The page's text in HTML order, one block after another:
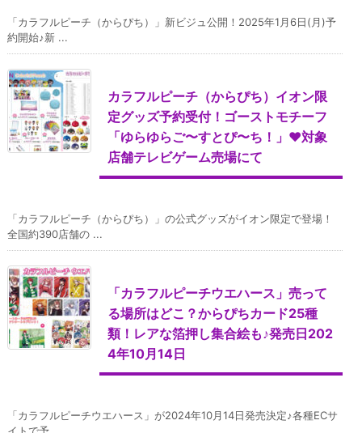
「カラフルピーチ（からぴち）」新ビジュ公開！2025年1月6日(月)予
約開始♪新 ...
カラフルピーチ（からぴち）イオン限
定グッズ予約受付！ゴーストモチーフ
「ゆらゆらご〜すとぴ〜ち！」♥対象
店舗テレビゲーム売場にて
「カラフルピーチ（からぴち）」の公式グッズがイオン限定で登場！
全国約390店舗の ...
「カラフルピーチウエハース」売って
る場所はどこ？からぴちカード25種
類！レアな箔押し集合絵も♪発売日202
4年10月14日
「カラフルピーチウエハース」が2024年10月14日発売決定♪各種ECサ